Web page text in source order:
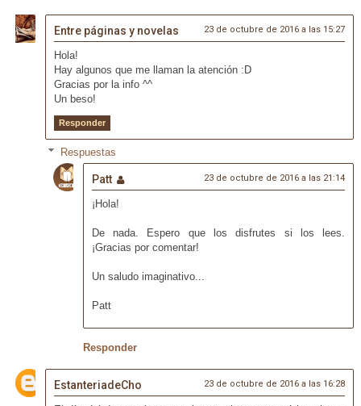
Entre páginas y novelas 23 de octubre de 2016 a las 15:27
Hola!
Hay algunos que me llaman la atención :D
Gracias por la info ^^
Un beso!
Responder
Respuestas
Patt 23 de octubre de 2016 a las 21:14
¡Hola!
De nada. Espero que los disfrutes si los lees.
¡Gracias por comentar!
Un saludo imaginativo...
Patt
Responder
EstanteriadeCho 23 de octubre de 2016 a las 16:28